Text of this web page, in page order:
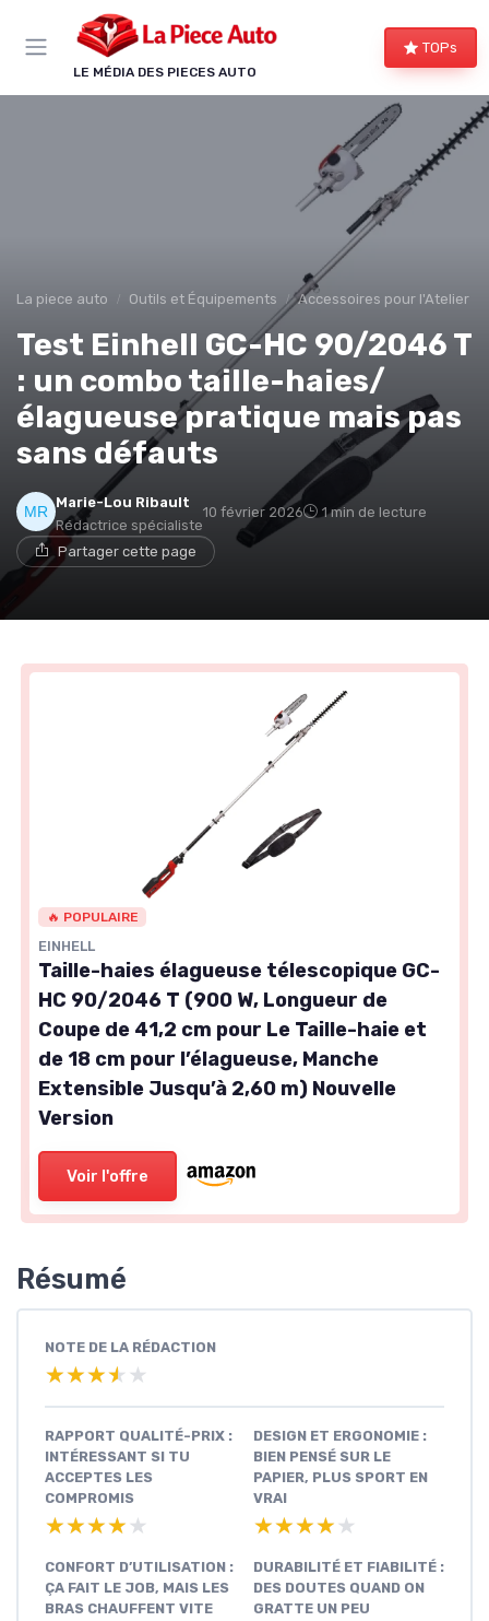
LE MÉDIA DES PIECES AUTO
TOPs
La piece auto Outils et Équipements Accessoires pour l'Atelier
Test Einhell GC-HC 90/2046 T
: un combo taille-haies/
élagueuse pratique mais pas
sans défauts
Marie-Lou Ribault
Rédactrice spécialiste
10 février 2026 1 min de lecture
Partager cette page
🔥 POPULAIRE
EINHELL
Taille-haies élagueuse télescopique GC-
HC 90/2046 T (900 W, Longueur de
Coupe de 41,2 cm pour Le Taille-haie et
de 18 cm pour l’élagueuse, Manche
Extensible Jusqu’à 2,60 m) Nouvelle
Version
Voir l'offre
Résumé
NOTE DE LA RÉDACTION
★★★★★
★★★★★
RAPPORT QUALITÉ-PRIX :
INTÉRESSANT SI TU
ACCEPTES LES
COMPROMIS
★★★★★
★★★★★
DESIGN ET ERGONOMIE :
BIEN PENSÉ SUR LE
PAPIER, PLUS SPORT EN
VRAI
★★★★★
★★★★★
CONFORT D’UTILISATION :
ÇA FAIT LE JOB, MAIS LES
BRAS CHAUFFENT VITE
DURABILITÉ ET FIABILITÉ :
DES DOUTES QUAND ON
GRATTE UN PEU
Panneau de gestion des cookies